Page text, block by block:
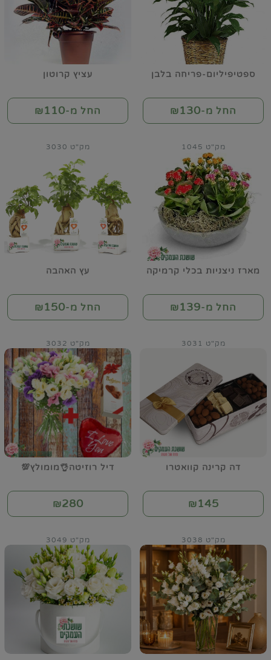
ספטיפיליום-פריחה בלבן
החל מ-₪130
עציץ קרוטון
החל מ-₪110
מארז ניצניות בכלי קרמיקה
מק"ט 1045
החל מ-₪139
עץ האהבה
מק"ט 3030
החל מ-₪150
דה קרינה קוואטרו
מק"ט 3031
₪145
דיל רוזיטה👌מומולץ💯
מק"ט 3032
₪280
מק"ט 3038 מק"ט 3049